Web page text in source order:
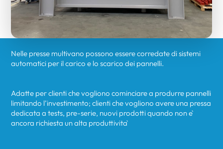
Nelle presse multivano possono essere corredate di sistemi
automatici per il carico e lo scarico dei pannelli.
Adatte per clienti che vogliono cominciare a produrre pannelli
limitando l’investimento; clienti che vogliono avere una pressa
dedicata a tests, pre-serie, nuovi prodotti quando non è
ancora richiesta un alta produttività